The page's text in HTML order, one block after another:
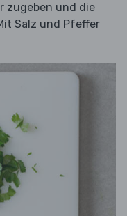
zugeben und die
Salz und Pfeffer